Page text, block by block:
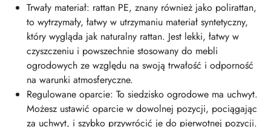
Trwały materiał: rattan PE, znany również jako polirattan,
to wytrzymały, łatwy w utrzymaniu materiał syntetyczny,
który wygląda jak naturalny rattan. Jest lekki, łatwy w
czyszczeniu i powszechnie stosowany do mebli
ogrodowych ze względu na swoją trwałość i odporność
na warunki atmosferyczne.
Regulowane oparcie: To siedzisko ogrodowe ma uchwyt.
Możesz ustawić oparcie w dowolnej pozycji, pociągając
za uchwyt, i szybko przywrócić je do pierwotnej pozycji.